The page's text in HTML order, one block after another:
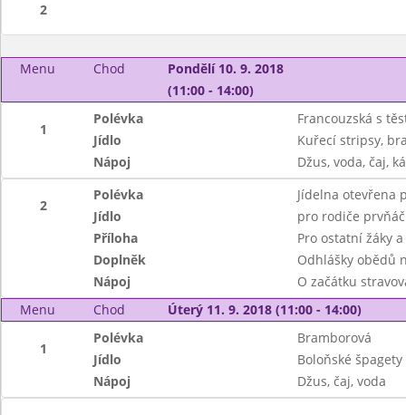
2
Menu Chod
Pondělí 10. 9. 2018
(11:00 - 14:00)
1
Polévka
Francouzská s
Jídlo
Kuřecí stripsy,
Nápoj
Džus, voda, čaj,
2
Polévka
Jídelna otevřena
Jídlo
pro rodiče
Příloha
Pro ostatní žáky
Doplněk
Odhlášky obědů
Nápoj
O začátku
Menu
Chod Úterý 11. 9. 2018 (11:00 - 14:00)
1
Polévka
Bramborová
Jídlo
Boloňské
Nápoj
Džus, čaj, voda